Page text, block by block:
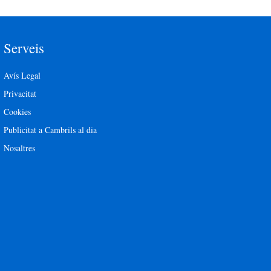
Serveis
Avís Legal
Privacitat
Cookies
Publicitat a Cambrils al dia
Nosaltres